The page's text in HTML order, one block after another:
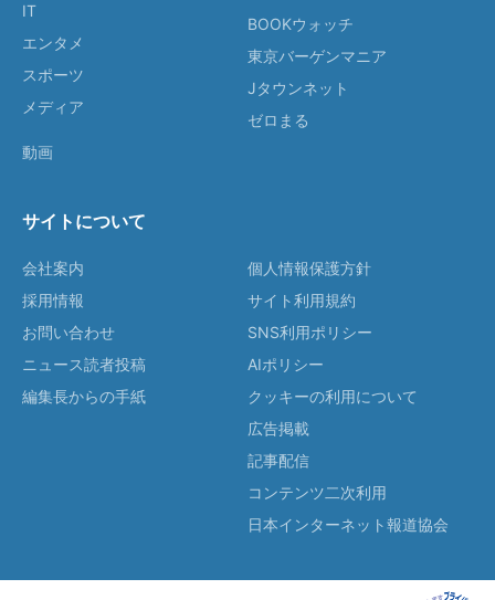
IT
エンタメ
スポーツ
メディア
動画
BOOKウォッチ
東京バーゲンマニア
Jタウンネット
ゼロまる
サイトについて
会社案内
採用情報
お問い合わせ
ニュース読者投稿
編集長からの手紙
個人情報保護方針
サイト利用規約
SNS利用ポリシー
AIポリシー
クッキーの利用について
広告掲載
記事配信
コンテンツ二次利用
日本インターネット報道協会